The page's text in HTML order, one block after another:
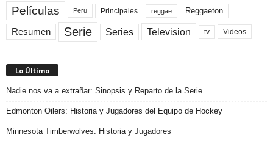
Películas Peru Principales reggae Reggaeton
Resumen Serie Series Television tv Videos
Lo Último
Nadie nos va a extrañar: Sinopsis y Reparto de la Serie
Edmonton Oilers: Historia y Jugadores del Equipo de Hockey
Minnesota Timberwolves: Historia y Jugadores